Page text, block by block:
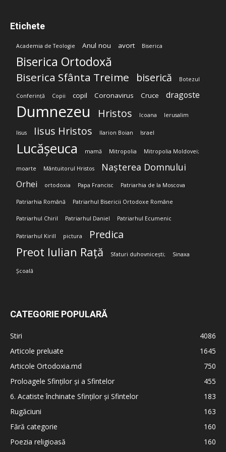
Etichete
Academia de Teologie Anul nou avort Biserica
Biserica Ortodoxă
Biserica Sfânta Treime biserică Botezul
Conferință Copii copil Coronavirus Cruce dragoste
Dumnezeu Hristos Icoana Ierusalim
Iisus Iisus Hristos Ilarion Boian Israel
Lucășeuca mamă Mitropolia Mitropolia Moldovei;
moarte Mântuitorul Hristos Nașterea Domnului
Orhei ortodoxia Papa Francisc Patriarhia de la Moscova
Patriarhia Română Patriarhul Bisericii Ortodoxe Române
Patriarhul Chiril Patriarhul Daniel Patriarhul Ecumenic
Patriarhul Kirill pictura Predica
Preot Iulian Rață Sfaturi duhovnicești; Sinaxa
Școală
CATEGORIE POPULARĂ
Stiri
4086
Articole preluate
1645
Articole Ortodoxia.md
750
Proloagele Sfinților și a Sfintelor
455
6. Acatiste închinate Sfinților și Sfintelor
183
Rugăciuni
163
Fără categorie
160
Poezia religioasă
160